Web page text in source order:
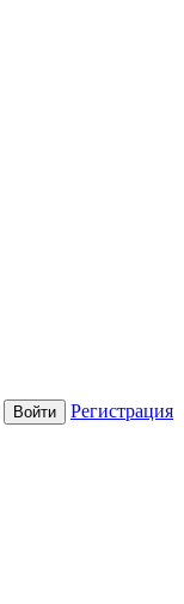
Регистрация